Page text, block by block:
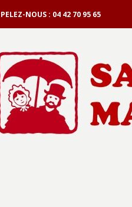
NOUS : 04 42 70 95 65